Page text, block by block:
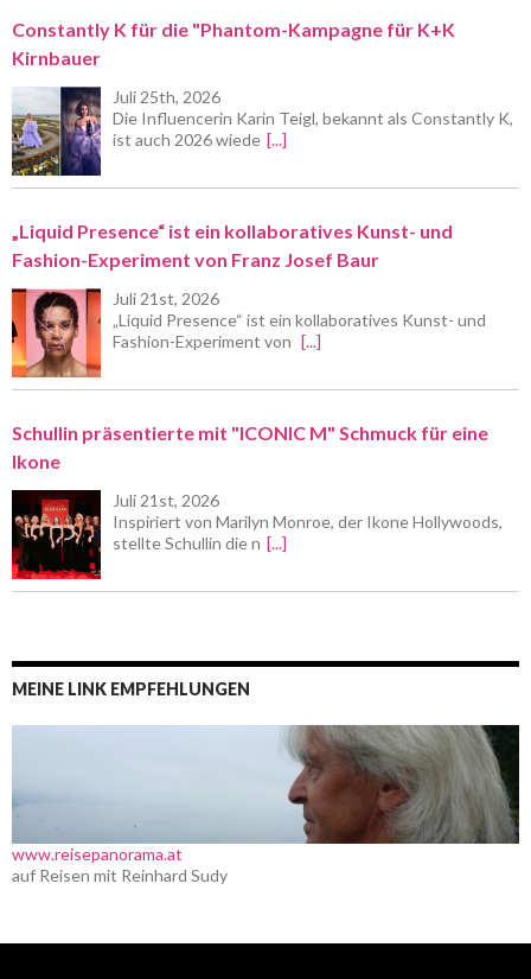
Constantly K für die "Phantom-Kampagne für K+K
Kirnbauer
Juli 25th, 2026
Die Influencerin Karin Teigl, bekannt als Constantly K,
ist auch 2026 wiede [...]
„Liquid Presence“ ist ein kollaboratives Kunst- und
Fashion-Experiment von Franz Josef Baur
Juli 21st, 2026
„Liquid Presence“ ist ein kollaboratives Kunst- und
Fashion-Experiment von [...]
Schullin präsentierte mit "ICONIC M" Schmuck für eine
Ikone
Juli 21st, 2026
Inspiriert von Marilyn Monroe, der Ikone Hollywoods,
stellte Schullin die n [...]
MEINE LINK EMPFEHLUNGEN
www.reisepanorama.at
auf Reisen mit Reinhard Sudy